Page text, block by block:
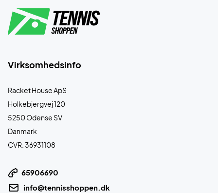
Virksomhedsinfo
Racket House ApS
Holkebjergvej 120
5250 Odense SV
Danmark
CVR: 36931108
65906690
info@tennisshoppen.dk